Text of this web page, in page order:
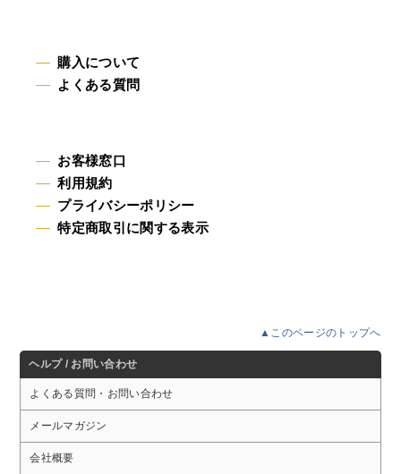
購入について
よくある質問
お客様窓口
利用規約
プライバシーポリシー
特定商取引に関する表示
▲このページのトップへ
ヘルプ / お問い合わせ
よくある質問・お問い合わせ
メールマガジン
会社概要